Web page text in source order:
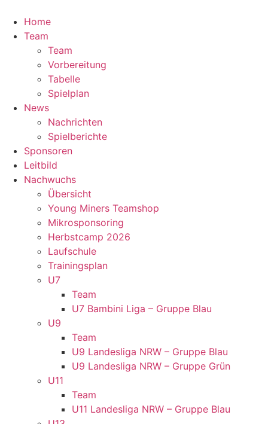
Inhalt
springen
Home
Team
Team
Vorbereitung
Tabelle
Spielplan
News
Nachrichten
Spielberichte
Sponsoren
Leitbild
Nachwuchs
Übersicht
Young Miners Teamshop
Mikrosponsoring
Herbstcamp 2026
Laufschule
Trainingsplan
U7
Team
U7 Bambini Liga – Gruppe Blau
U9
Team
U9 Landesliga NRW – Gruppe Blau
U9 Landesliga NRW – Gruppe Grün
U11
Team
U11 Landesliga NRW – Gruppe Blau